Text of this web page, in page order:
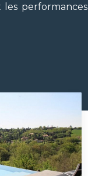
performances